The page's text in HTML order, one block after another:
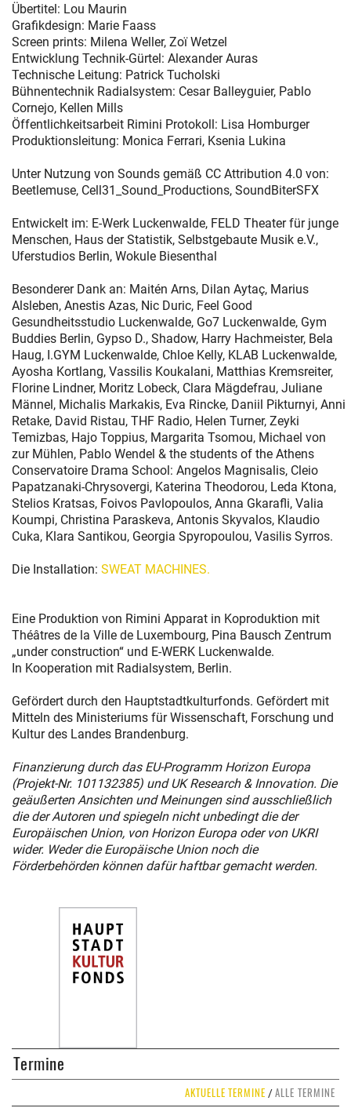
Übertitel: Lou Maurin
Grafikdesign: Marie Faass
Screen prints: Milena Weller, Zoï Wetzel
Entwicklung Technik-Gürtel: Alexander Auras
Technische Leitung: Patrick Tucholski
Bühnentechnik Radialsystem: Cesar Balleyguier, Pablo
Cornejo, Kellen Mills
Öffentlichkeitsarbeit Rimini Protokoll: Lisa Homburger
Produktionsleitung: Monica Ferrari, Ksenia Lukina
Unter Nutzung von Sounds gemäß CC Attribution 4.0 von:
Beetlemuse, Cell31_Sound_Productions, SoundBiterSFX
Entwickelt im: E-Werk Luckenwalde, FELD Theater für junge
Menschen, Haus der Statistik, Selbstgebaute Musik e.V.,
Uferstudios Berlin, Wokule Biesenthal
Besonderer Dank an: Maitén Arns, Dilan Aytaç, Marius
Alsleben, Anestis Azas, Nic Duric, Feel Good
Gesundheitsstudio Luckenwalde, Go7 Luckenwalde, Gym
Buddies Berlin, Gypso D., Shadow, Harry Hachmeister, Bela
Haug, I.GYM Luckenwalde, Chloe Kelly, KLAB Luckenwalde,
Ayosha Kortlang, Vassilis Koukalani, Matthias Kremsreiter,
Florine Lindner, Moritz Lobeck, Clara Mägdefrau, Juliane
Männel, Michalis Markakis, Eva Rincke, Daniil Pikturnyi, Anni
Retake, David Ristau, THF Radio, Helen Turner, Zeyki
Temizbas, Hajo Toppius, Margarita Tsomou, Michael von
zur Mühlen, Pablo Wendel & the students of the Athens
Conservatoire Drama School: Angelos Magnisalis, Cleio
Papatzanaki-Chrysovergi, Katerina Theodorou, Leda Ktona,
Stelios Kratsas, Foivos Pavlopoulos, Anna Gkarafli, Valia
Koumpi, Christina Paraskeva, Antonis Skyvalos, Klaudio
Cuka, Klara Santikou, Georgia Spyropoulou, Vasilis Syrros.
Die Installation: SWEAT MACHINES.
Eine Produktion von Rimini Apparat in Koproduktion mit
Théâtres de la Ville de Luxembourg, Pina Bausch Zentrum
„under construction“ und E-WERK Luckenwalde.
In Kooperation mit Radialsystem, Berlin.
Gefördert durch den Hauptstadtkulturfonds. Gefördert mit
Mitteln des Ministeriums für Wissenschaft, Forschung und
Kultur des Landes Brandenburg.
Finanzierung durch das EU-Programm Horizon Europa
(Projekt-Nr. 101132385) und UK Research & Innovation. Die
geäußerten Ansichten und Meinungen sind ausschließlich
die der Autoren und spiegeln nicht unbedingt die der
Europäischen Union, von Horizon Europa oder von UKRI
wider. Weder die Europäische Union noch die
Förderbehörden können dafür haftbar gemacht werden.
Termine
AKTUELLE TERMINE /ALLE TERMINE